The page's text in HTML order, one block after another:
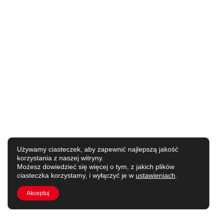
Używamy ciasteczek, aby zapewnić najlepszą jakość
korzystania z naszej witryny.
Możesz dowiedzieć się więcej o tym, z jakich plików
ciasteczka korzystamy, i wyłączyć je w ustawieniach
Akceptuj